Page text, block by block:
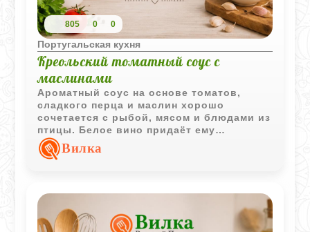
805 0 0
Португальская кухня
Креольский томатный соус с
маслинами
Ароматный соус на основе томатов,
сладкого перца и маслин хорошо
сочетается с рыбой, мясом и блюдами из
птицы. Белое вино придаёт ему
выразительный вкус и лёгкие пряные
оттенки.
Вилка